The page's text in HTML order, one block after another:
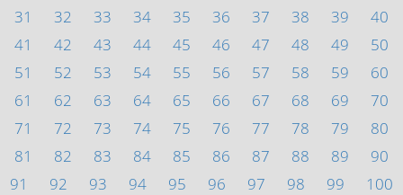
31
32 33 34 35 36 37 38 39
40
41
42 43 44 45 46 47 48 49
50
51
52 53 54 55 56 57 58 59
60
61
62 63 64 65 66 67 68 69
70
71
72 73 74 75 76 77 78 79
80
81
82 83 84 85 86 87 88 89
90
91
92 93 94 95 96 97 98 99
100